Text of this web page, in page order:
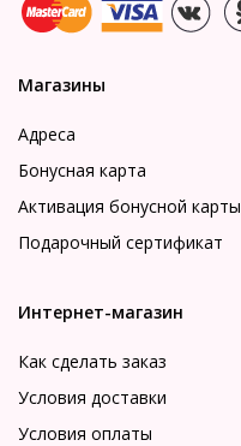
Магазины
Адреса
Бонусная карта
Активация бонусной карты
Подарочный сертификат
Интернет-магазин
Как сделать заказ
Условия доставки
Условия оплаты